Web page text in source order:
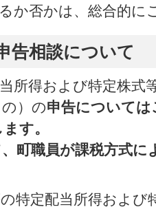
か否かは、総合的に
告相談について
所得および特定株式
）の申告について
す。
町職員が課税方式
特定配当所得および